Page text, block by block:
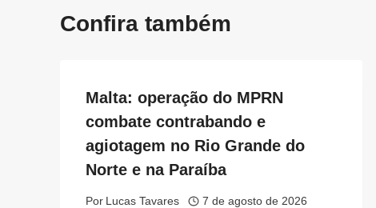
Confira também
Malta: operação do MPRN
combate contrabando e
agiotagem no Rio Grande do
Norte e na Paraíba
Por Lucas Tavares
7 de agosto de 2026